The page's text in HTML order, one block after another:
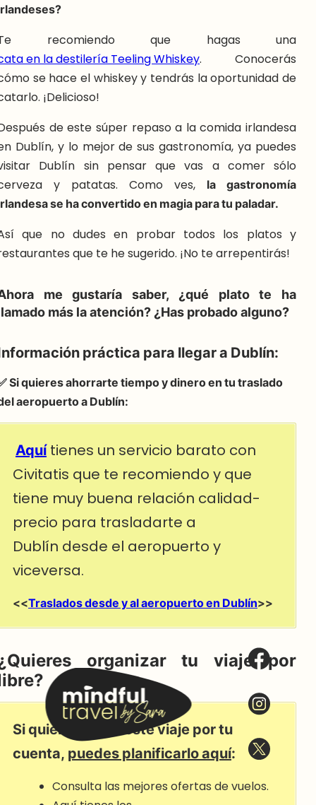
recomiendo que hagas una
en la destilería Teeling Whiskey. Conocerás
se hace el whiskey y tendrás la oportunidad de
¡Delicioso!
de este súper repaso a la comida irlandesa
Dublín, y lo mejor de sus gastronomía, ya puedes
Dublín sin pensar que vas a comer sólo
y patatas. Como ves, la gastronomía
se ha convertido en magia para tu paladar.
que no dudes en probar todos los platos y
que te he sugerido. ¡No te arrepentirás!
me gustaría saber, ¿qué plato te ha
más la atención? ¿Has probado alguno?
práctica para llegar a Dublín:
Si quieres ahorrarte tiempo y dinero en tu traslado
aeropuerto a Dublín:
Aquítienes un servicio barato con
Civitatis que te recomiendo y que
tiene muy buena relación calidad-
precio para trasladarte a
Dublín desde el aeropuerto y
viceversa.
<<Traslados desde y al aeropuerto en Dublín>>
organizar tu viaje por
Si quieres hacer este viaje por tu
cuenta, puedes planificarlo aquí:
Consulta las mejores ofertas de vuelos.